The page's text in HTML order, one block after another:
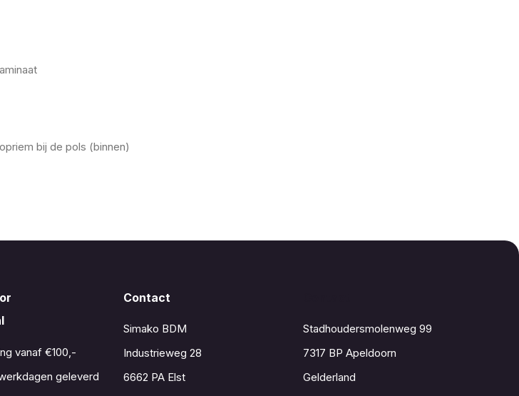
bij de pols (binnen)
vanaf €100,-
geleverd
Contact
Simako BDM
Industrieweg 28
6662 PA Elst
Stadhoudersmolenweg 99
7317 BP Apeldoorn
Gelderland